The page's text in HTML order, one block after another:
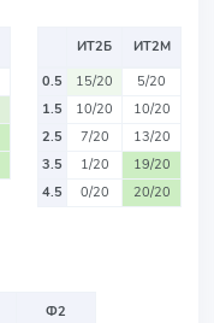
ИТ2Б
ИТ2М
0.5
15/20
5/20
1.5
10/20
10/20
2.5
7/20
13/20
3.5
1/20
19/20
4.5
0/20 20/20
Ф2